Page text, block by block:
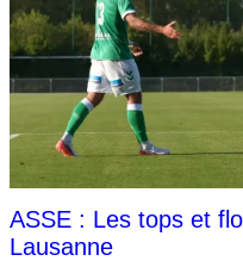
ASSE : Les tops et
Lausanne